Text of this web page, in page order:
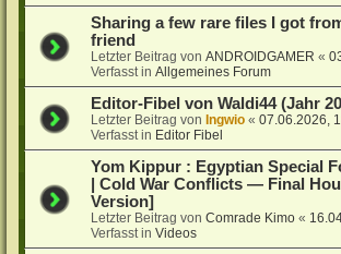
Sharing a few rare files I got
friend
Letzter Beitrag vonANDROIDGAMER «
Verfasst inAllgemeines Forum
Editor-Fibel von Waldi44 (Jahr
Letzter Beitrag vonIngwio «07.06.2026,
Verfasst in Editor Fibel
Yom Kippur : Egyptian Special
| Cold War Conflicts — Final
Version]
Letzter Beitrag vonComrade Kimo «
Verfasst inVideos